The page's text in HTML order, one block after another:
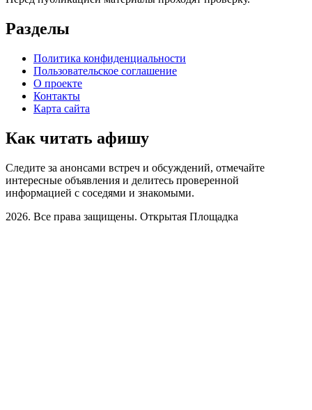
Разделы
Политика конфиденциальности
Пользовательское соглашение
О проекте
Контакты
Карта сайта
Как читать афишу
Следите за анонсами встреч и обсуждений, отмечайте
интересные объявления и делитесь проверенной
информацией с соседями и знакомыми.
2026. Все права защищены. Открытая Площадка